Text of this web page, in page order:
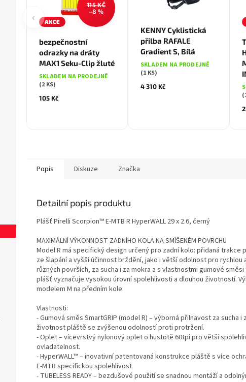
‹ AKCE
115 KČ
–8 %
bezpečnostní
odrazky na dráty
MAX1 Seku-Clip žluté
SKLADEM NA PRODEJNĚ
(2 KS)
105 Kč
KENNY Cyklistická
přilba RAFALE
Gradient S, Bílá
SKLADEM NA PRODEJNĚ
(1 KS)
4 310 Kč
Popis Diskuze Značka
Detailní popis produktu
Plášť Pirelli Scorpion™ E-MTB R HyperWALL 29 x 2.6, černý
MAXIMÁLNÍ VÝKONNOST ZADNÍHO KOLA NA SMÍŠENÉM POVRCHU
Model R má specifický design určený pro zadní kolo: přidaná trakce
ze šlapání a vyšší účinnost brždění, jako i větší odolnost pro rychlou
různých površích, za sucha i za mokra a s vlastnostmi gumové směsi
plášť vyznačuje vysokou úrovní spolehlivosti a dlouhou životností.
modelem M na předním kole.
Vlastnosti:
- Gumová směs SmartGRIP (model R) – výborná přilnavost za sucha i
životnost pláště se zvýšenou odolností proti protržení.
- Oplet – vícevrstvý nylonový oplet o hustotě 60tpi pro větší
ovladatelnost.
- HyperWALL™ – inovativní patentovaná konstrukce pláště s více
E-MTB specifickou spolehlivost
- TUBELESS READY – bezdušové použití se snadnou montáží a